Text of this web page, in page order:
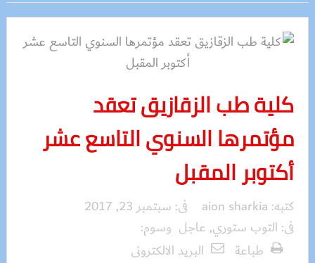
كلية طب الزقازيق تعقد
مؤتمرها السنوي التاسع عشر
أكتوبر المقبل
كتبه: aion sharkia فى: سبتمبر 23, 2017
فى: التوب ستوري, عاجل وسوم:
طباعة
البريد الالكترونى